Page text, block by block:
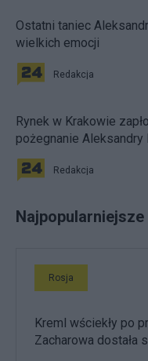
Ostatni taniec
wielkich emocji
Redakcja
Rynek w Krakowie
pożegnanie Aleksandry
Redakcja
Najpopularniejsze
Rosja
Kreml wściekły po
Zacharowa dostała